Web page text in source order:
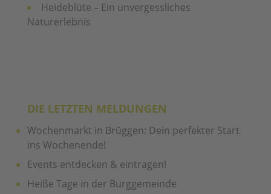
Heideblüte – Ein unvergessliches
Naturerlebnis
DIE LETZTEN MELDUNGEN
Wochenmarkt in Brüggen: Dein perfekter Start
ins Wochenende!
Events entdecken & eintragen!
Heiße Tage in der Burggemeinde